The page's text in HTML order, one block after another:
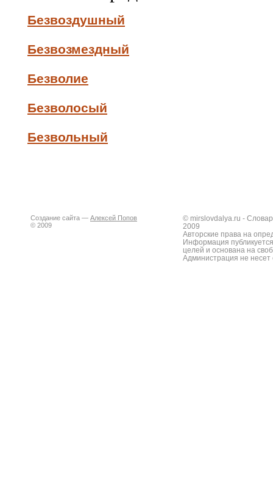
Безвоздушный
Безвозмездный
Безволие
Безволосый
Безвольный
Создание сайта — Алексей Попов
© 2009
© mirslovdalya.ru -
2009
Авторские права на
Информация
целей и основана на
Администрация не несет